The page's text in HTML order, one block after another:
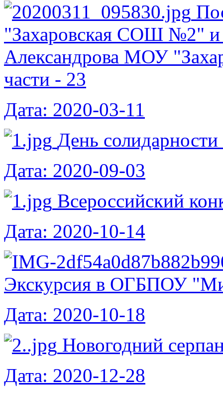
"Захаровская СОШ №2" и
Александрова МОУ
части - 23
Дата: 2020-03-11
День
Дата: 2020-09-03
Всероссийский
Дата: 2020-10-14
Экскурсия в ОГБПОУ
Дата: 2020-10-18
Новогодний
Дата: 2020-12-28